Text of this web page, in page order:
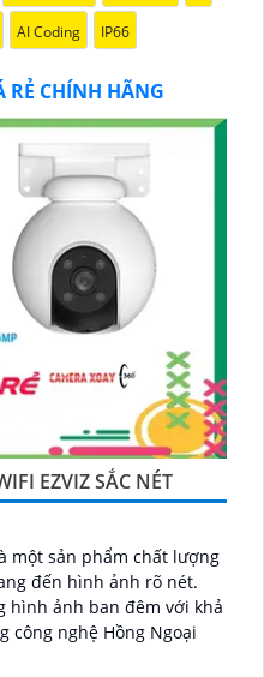
AI Coding IP66
RẺ CHÍNH HÃNG
EZVIZ SẮC NÉT
một sản phẩm chất lượng
đến hình ảnh rõ nét.
hình ảnh ban đêm với khả
công nghệ Hồng Ngoại